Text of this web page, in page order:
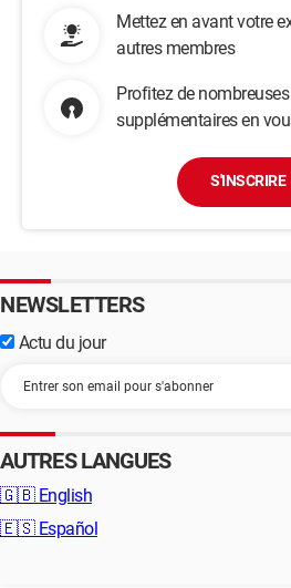
Mettez en avant votre
autres membres
Profitez de
supplémentaires en
S'INSCRIRE
NEWSLETTERS
Actu du jour
AUTRES LANGUES
🇬🇧 English
🇪🇸 Español